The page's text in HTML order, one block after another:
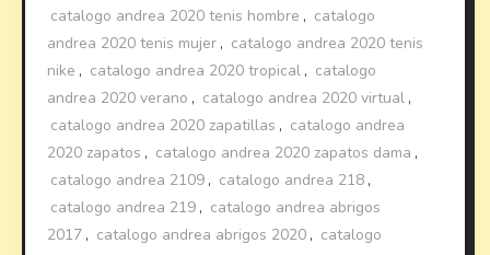
catalogo andrea 2020 tenis hombre , catalogo
andrea 2020 tenis mujer , catalogo andrea 2020 tenis
nike , catalogo andrea 2020 tropical , catalogo
andrea 2020 verano , catalogo andrea 2020 virtual ,
catalogo andrea 2020 zapatillas , catalogo andrea
2020 zapatos , catalogo andrea 2020 zapatos dama ,
catalogo andrea 2109 , catalogo andrea 218 ,
catalogo andrea 219 , catalogo andrea abrigos
2017 , catalogo andrea abrigos 2020 , catalogo